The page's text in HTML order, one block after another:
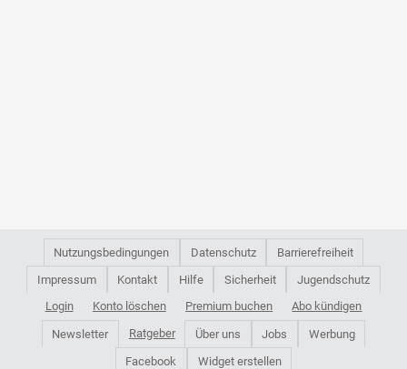
Nutzungsbedingungen Datenschutz
Barrierefreiheit
Impressum
Kontakt Hilfe Sicherheit
Jugendschutz
Login
Konto löschen Premium buchen Abo kündigen
Newsletter Ratgeber Über uns Jobs
Werbung
Facebook
Widget erstellen